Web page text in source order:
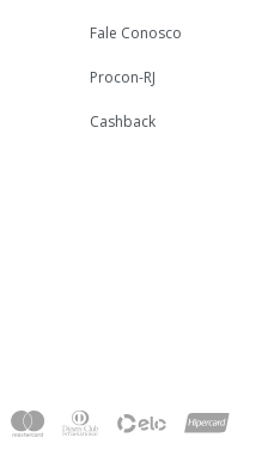
Fale Conosco
Procon-RJ
Cashback